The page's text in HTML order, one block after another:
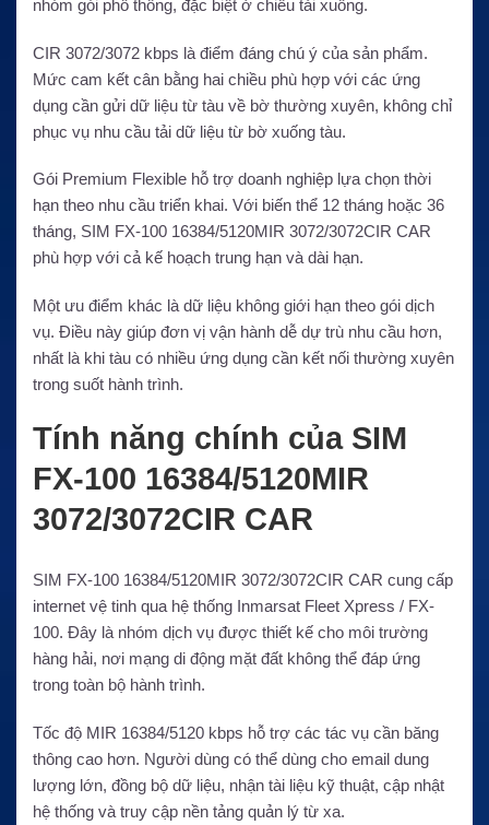
nhóm gói phổ thông, đặc biệt ở chiều tải xuống.
CIR 3072/3072 kbps là điểm đáng chú ý của sản phẩm.
Mức cam kết cân bằng hai chiều phù hợp với các ứng
dụng cần gửi dữ liệu từ tàu về bờ thường xuyên, không chỉ
phục vụ nhu cầu tải dữ liệu từ bờ xuống tàu.
Gói Premium Flexible hỗ trợ doanh nghiệp lựa chọn thời
hạn theo nhu cầu triển khai. Với biến thể 12 tháng hoặc 36
tháng, SIM FX-100 16384/5120MIR 3072/3072CIR CAR
phù hợp với cả kế hoạch trung hạn và dài hạn.
Một ưu điểm khác là dữ liệu không giới hạn theo gói dịch
vụ. Điều này giúp đơn vị vận hành dễ dự trù nhu cầu hơn,
nhất là khi tàu có nhiều ứng dụng cần kết nối thường xuyên
trong suốt hành trình.
Tính năng chính của SIM
FX-100 16384/5120MIR
3072/3072CIR CAR
SIM FX-100 16384/5120MIR 3072/3072CIR CAR cung cấp
internet vệ tinh qua hệ thống Inmarsat Fleet Xpress / FX-
100. Đây là nhóm dịch vụ được thiết kế cho môi trường
hàng hải, nơi mạng di động mặt đất không thể đáp ứng
trong toàn bộ hành trình.
Tốc độ MIR 16384/5120 kbps hỗ trợ các tác vụ cần băng
thông cao hơn. Người dùng có thể dùng cho email dung
lượng lớn, đồng bộ dữ liệu, nhận tài liệu kỹ thuật, cập nhật
hệ thống và truy cập nền tảng quản lý từ xa.